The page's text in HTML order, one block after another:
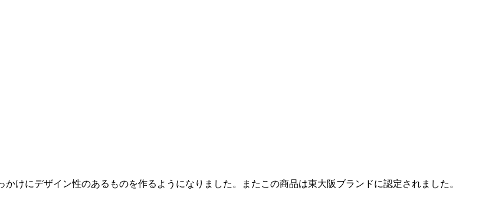
けにデザイン性のあるものを作るようになりました。またこの商品は東大阪ブランドに認定されました。